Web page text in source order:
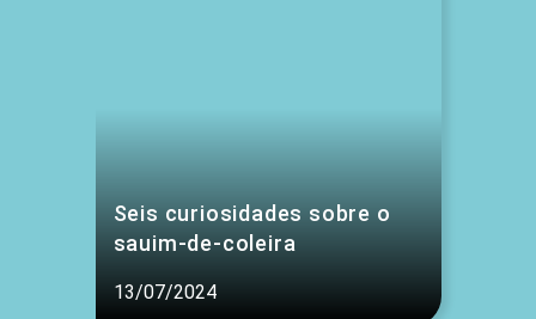
Seis curiosidades sobre o
sauim-de-coleira
13/07/2024